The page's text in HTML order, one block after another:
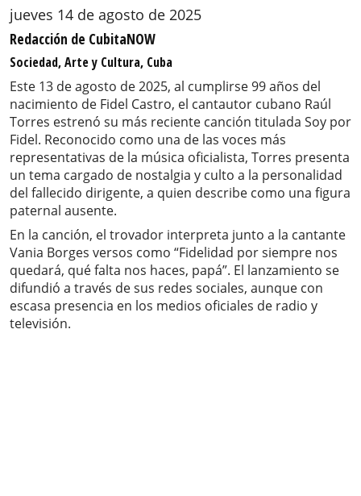
jueves 14 de agosto de 2025
Redacción de CubitaNOW
Sociedad, Arte y Cultura, Cuba
Este 13 de agosto de 2025, al cumplirse 99 años del
nacimiento de Fidel Castro, el cantautor cubano Raúl
Torres estrenó su más reciente canción titulada Soy por
Fidel. Reconocido como una de las voces más
representativas de la música oficialista, Torres presenta
un tema cargado de nostalgia y culto a la personalidad
del fallecido dirigente, a quien describe como una figura
paternal ausente.
En la canción, el trovador interpreta junto a la cantante
Vania Borges versos como “Fidelidad por siempre nos
quedará, qué falta nos haces, papá”. El lanzamiento se
difundió a través de sus redes sociales, aunque con
escasa presencia en los medios oficiales de radio y
televisión.